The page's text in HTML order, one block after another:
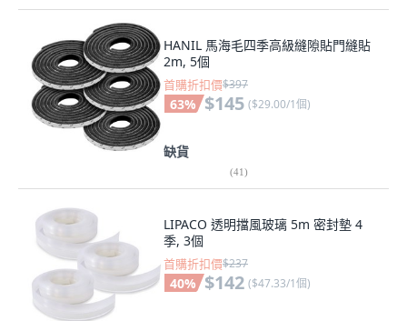
HANIL 馬海毛四季高級縫隙貼門縫貼
2m, 5個
首購折扣價$397
63% $145 ($29.00/1個)
缺貨
(41)
LIPACO 透明擋風玻璃 5m 密封墊 4
季, 3個
首購折扣價$237
40% $142 ($47.33/1個)